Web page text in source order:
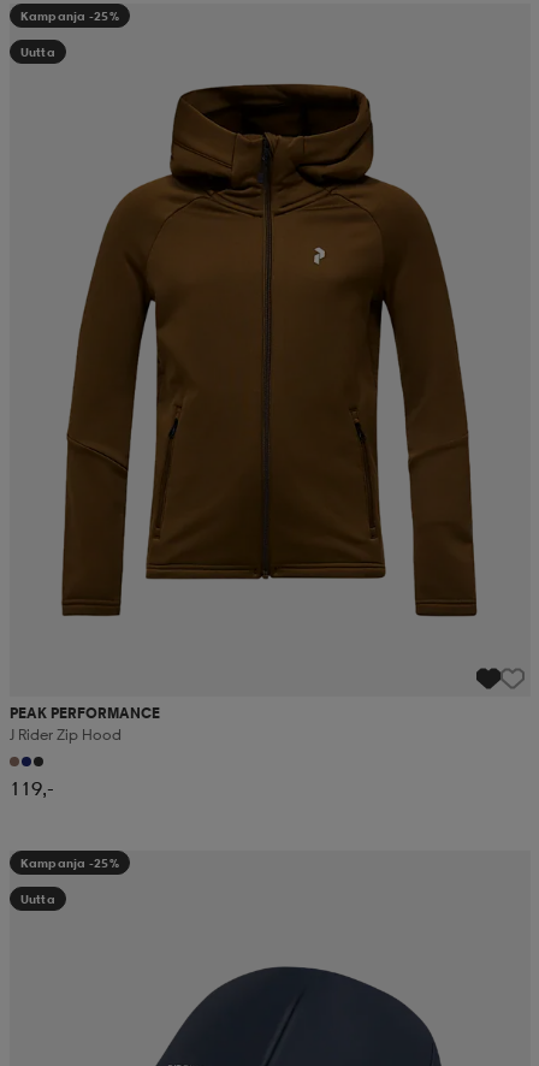
Kampanja -25%
Uutta
PEAK PERFORMANCE
J Rider Zip Hood
119,-
Kampanja -25%
Uutta